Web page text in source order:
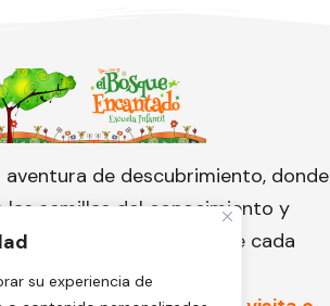
su experiencia de
aventura de descubrimiento, donde
las semillas del conocimiento y
amor el florecimiento de cada
pequeño corazón.